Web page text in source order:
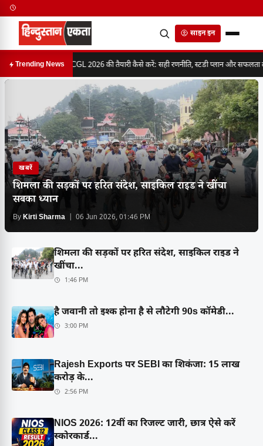
साइन इन
Trending NewsSSC CGL 2026 की तैयारी कैसे करें: सही रणनीति, स्टडी प्लान और सफलता
खबरें
शिमला की सड़कों पर हरित संदेश, साइकिल राइड ने खींचा
सबका ध्यान
ByKirti Sharma | 06 Jun 2026, 01:46 PM
शिमला की सड़कों पर हरित संदेश, साइकिल राइड ने
खींचा...
1:46 PM
है जवानी तो इश्क होना है से लौटेगी 90s कॉमेडी...
3:00 PM
Rajesh Exports पर SEBI का शिकंजा: 15 लाख
करोड़ के...
2:56 PM
NIOS 2026: 12वीं का रिजल्ट जारी, छात्र ऐसे करें
स्कोरकार्ड...